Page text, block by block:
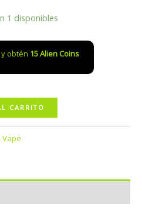
1 disponibles
obtén 15Alien Coins
CARRITO
Vape